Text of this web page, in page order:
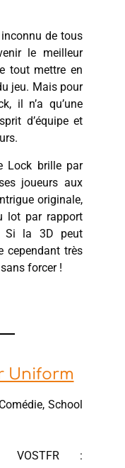
de tous
le meilleur
tout mettre en
jeu. Mais pour
il n’a qu’une
d’équipe et
Lock brille par
joueurs aux
originale,
lot par rapport
Si la 3D peut
cependant très
forcer !
Uniform
School
VOSTFR :